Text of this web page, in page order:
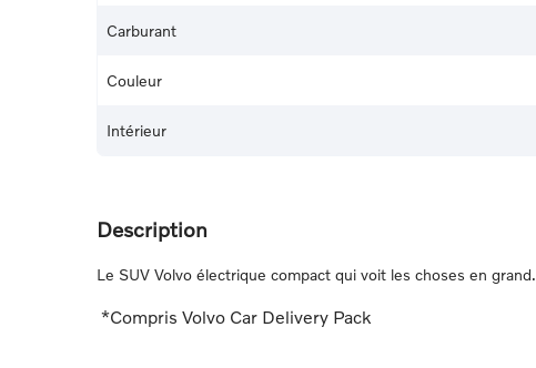
Carburant
Couleur
Intérieur
Description
Le SUV Volvo électrique compact qui voit les choses en grand.
*Compris Volvo Car Delivery Pack